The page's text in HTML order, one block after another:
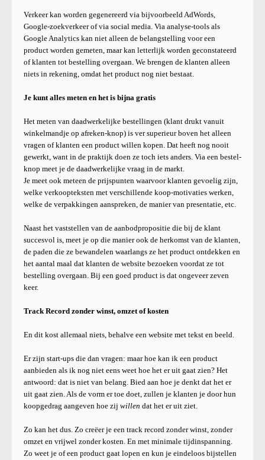
Verkeer kan worden gegenereerd via bijvoorbeeld AdWords,
Google-zoekverkeer of via social media. Via analyse-tools als
Google Analytics kan niet alleen de belangstelling voor een
product worden gemeten, maar kan letterlijk worden geconstateerd
of klanten tot bestelling overgaan. We brengen de klanten alleen
niets in rekening, omdat het product nog niet bestaat.
Je kunt alles meten en het is bijna gratis
Het meten van daadwerkelijke bestellingen (klant drukt vanuit
winkelmandje op afreken-knop) is ver superieur boven het alleen
vragen of klanten een product willen kopen. Dat heeft nog nooit
gewerkt, want in de praktijk doen ze toch iets anders. Via een bestel-
knop meet je de daadwerkelijke vraag in de markt.
Je meet ook meteen de prijspunten waarvoor klanten gevoelig zijn,
welke verkoopteksten met verschillende koop-motivaties werken,
welke de verpakkingen aanspreken, de manier van presentatie, etc.
Naast het vaststellen van de aanbodpropositie die bij de klant
succesvol is, meet je op die manier ook de herkomst van de klanten,
de paden die ze bewandelen waarlangs ze het product ontdekken en
het aantal maal dat klanten de website bezoeken voordat ze tot
bestelling overgaan. Bij een goed product is dat ongeveer zeven
keer.
Track Record zonder winst, omzet of kosten
En dit kost allemaal niets, behalve een website met tekst en beeld.
Er zijn start-ups die dan vragen: maar hoe kan ik een product
aanbieden als ik nog niet eens weet hoe het er uit gaat zien? Het
antwoord: dat is niet van belang. Bied aan hoe je denkt dat het er
uit gaat zien. Als de vorm er toe doet, zullen je klanten je door hun
koopgedrag aangeven hoe zij willen dat het er uit ziet.
Zo kan het dus. Zo creëer je een track record zonder winst, zonder
omzet en vrijwel zonder kosten. En met minimale tijdinspanning.
Zo weet je of een product gaat lopen en kun je eindeloos bijstellen